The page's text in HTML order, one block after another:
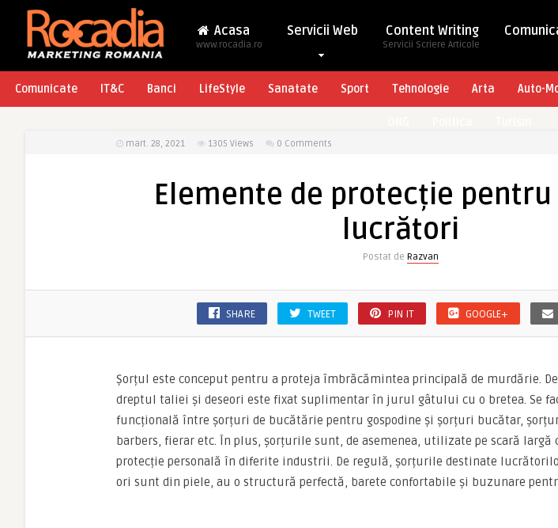
Acasa
www.rocadia.ro
Servicii Web Content Writing
Servicii Scriere Articole
Comunicate IT&C Banci LifeStyle Sanatate Sport Tehnologie Arta Auto-
mart. 28, 2021 1305 Views 0 Comments
Elemente de protecție
lucrători
Postat de Razvan
SHARE TWEET PIN IT GOOGLE+
Șorțul este conceput pentru a proteja îmbrăcămintea principală de murdărie.
dreptul taliei și deseori este fixat suplimentar în jurul gâtului cu o bretea. Se
funcțională între șorțuri de bucătărie pentru gospodine și șorțuri bucătar,
barbers, fierar etc. În plus, șorțurile sunt, de asemenea, utilizate pe scară largă
protecție personală în diferite industrii. De regulă, șorțurile destinate
ori sunt din piele, au o structură perfectă, barete confortabile și buzunare